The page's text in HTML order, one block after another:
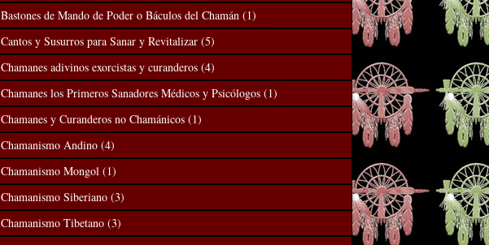
Bastones de Mando de Poder o Báculos del Chamán (1)
Cantos y Susurros para Sanar y Revitalizar (5)
Chamanes adivinos exorcistas y curanderos (4)
Chamanes los Primeros Sanadores Médicos y Psicólogos (1)
Chamanes y Curanderos no Chamánicos (1)
Chamanismo Andino (4)
Chamanismo Mongol (1)
Chamanismo Siberiano (3)
Chamanismo Tibetano (3)